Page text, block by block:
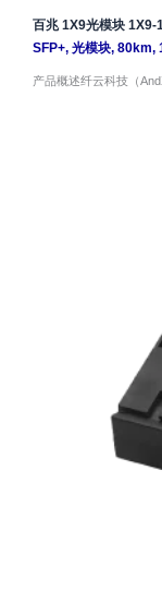
百兆 1X9光模块
SFP+, 光模块, 80km,
产品概述纤云科技（